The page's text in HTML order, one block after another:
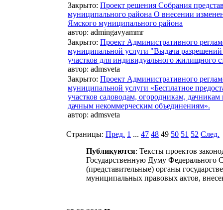
Закрыто: Проект решения Собрания
муниципального района О внесении
Ямского муниципального района
автор: admingavyammr
Закрыто: Проект Административного
муниципальной услуги "Выдача разрешений
участков для индивидуального жилищного
автор: admsveta
Закрыто: Проект Административного
муниципальной услуги «Бесплатное
участков садоводам, огородникам,
дачным некоммерческим объединениям».
автор: admsveta
Страницы: Пред. 1 ... 47 48 49 50 51 52 След.
Публикуются: Тексты проектов
Государственную Думу Федерального
(представительные) органы
муниципальных правовых актов,